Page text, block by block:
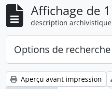
Affichage de
description archivistique
Options de
Aperçu avant impression